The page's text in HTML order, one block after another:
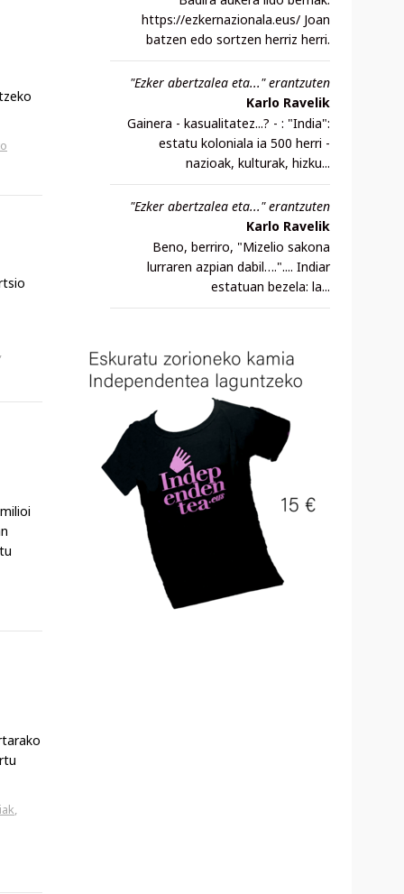
,
,
https://ezkernazionala.eus/ Joan
batzen edo sortzen herriz herri.
"Ezker abertzalea eta..." erantzuten
Karlo Ravelik
Gainera - kasualitatez...? - : "India":
estatu koloniala ia 500 herri -
nazioak, kulturak, hizku...
"Ezker abertzalea eta..." erantzuten
Karlo Ravelik
Beno, berriro, "Mizelio sakona
lurraren azpian dabil….".... Indiar
estatuan bezela: la...